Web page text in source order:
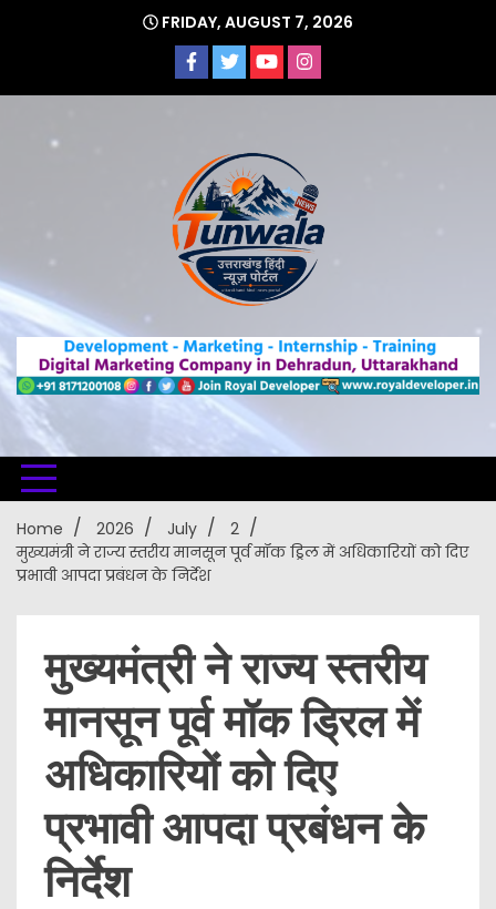
FRIDAY, AUGUST 7, 2026
Uttarakhand Hindi News Portal
Home 2026 July
2
मुख्यमंत्री ने राज्य स्तरीय मानसून पूर्व मॉक ड्रिल में अधिकारियों को दिए
प्रभावी आपदा प्रबंधन के निर्देश
मुख्यमंत्री ने राज्य स्तरीय
मानसून पूर्व मॉक ड्रिल में
अधिकारियों को दिए
प्रभावी आपदा प्रबंधन के
निर्देश